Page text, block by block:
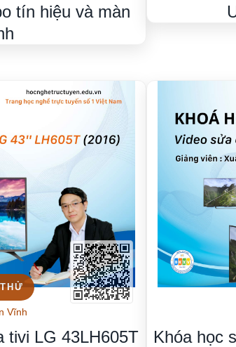
tín hiệu và màn
Vĩnh
tivi LG 43LH605T
Khóa học